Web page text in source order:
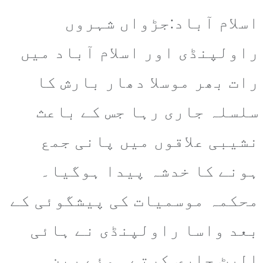
اسلام آباد:جڑواں شہروں
راولپنڈی اور اسلام آباد میں
رات بھر موسلا دھار بارش کا
سلسلہ جاری رہا جس کے باعث
نشیبی علاقوں میں پانی جمع
ہونے کا خدشہ پیدا ہوگیا۔
محکمہ موسمیات کی پیشگوئی کے
بعد واسا راولپنڈی نے ہائی